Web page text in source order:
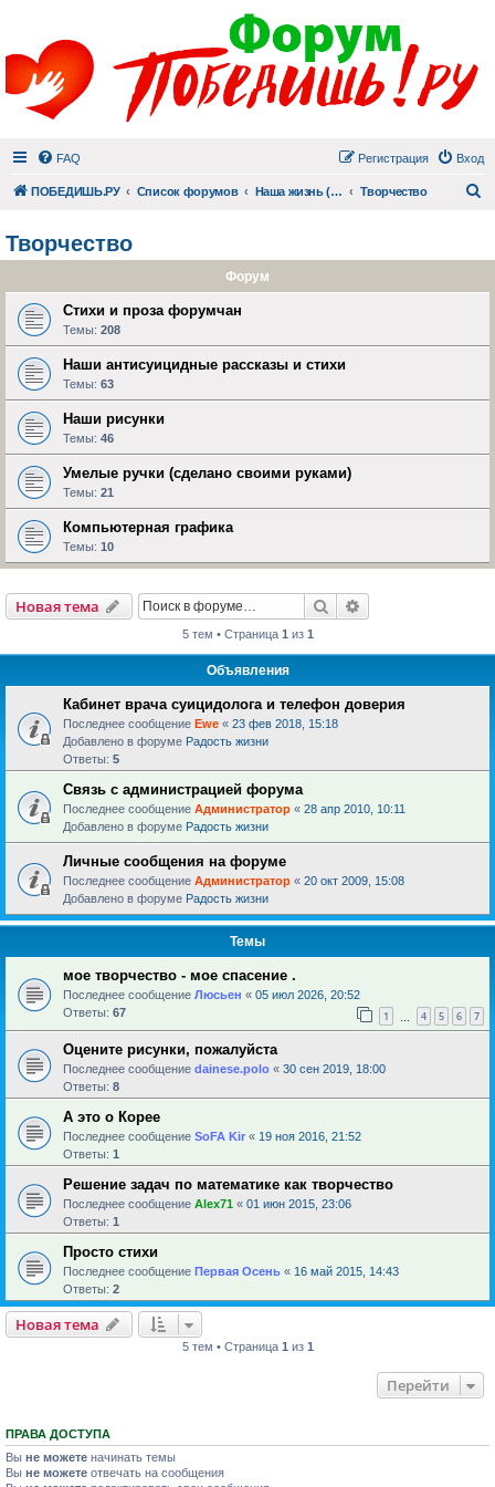
FAQ Вход
Регистрация
ПОБЕДИШЬ.РУ Список форумов Наша жизнь (не всё же о суициде!) Творчество
Творчество
Форум
Стихи и проза форумчан
Темы: 208
Наши антисуицидные рассказы и стихи
Темы: 63
Наши рисунки
Темы: 46
Умелые ручки (сделано своими руками)
Темы: 21
Компьютерная графика
Темы: 10
Новая тема Поиск
5 тем • Страница 1 из 1
Объявления
Кабинет врача суицидолога и телефон доверия
Последнее сообщение Ewe « 23 фев 2018, 15:18
Добавлено в форуме Радость жизни
Ответы: 5
Связь с администрацией форума
Последнее сообщение Администратор « 28 апр 2010, 10:11
Добавлено в форуме Радость жизни
Личные сообщения на форуме
Последнее сообщение Администратор « 20 окт 2009, 15:08
Добавлено в форуме Радость жизни
Темы
мое творчество - мое спасение .
Последнее сообщение Люсьен « 05 июл 2026, 20:52
Ответы: 67 1 4 5 6 7
Оцените рисунки, пожалуйста
Последнее сообщение dainese.polo « 30 сен 2019, 18:00
Ответы: 8
А это о Корее
Последнее сообщение SoFA Kir « 19 ноя 2016, 21:52
Ответы: 1
Решение задач по математике как творчество
Последнее сообщение Alex71 « 01 июн 2015, 23:06
Ответы: 1
Просто стихи
Последнее сообщение Первая Осень « 16 май 2015, 14:43
Ответы: 2
Новая тема
5 тем • Страница 1 из 1
Перейти
ПРАВА ДОСТУПА
Вы не можете начинать темы
Вы не можете отвечать на сообщения